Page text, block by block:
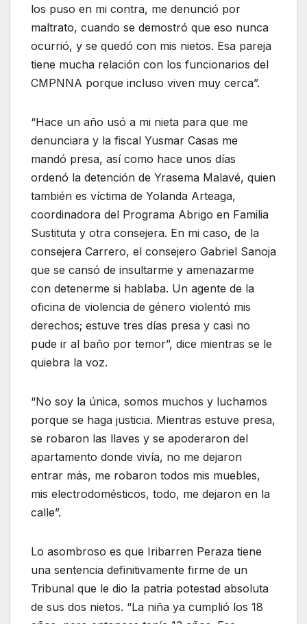
los puso en mi contra, me denunció por
maltrato, cuando se demostró que eso nunca
ocurrió, y se quedó con mis nietos. Esa pareja
tiene mucha relación con los funcionarios del
CMPNNA porque incluso viven muy cerca”.
“Hace un año usó a mi nieta para que me
denunciara y la fiscal Yusmar Casas me
mandó presa, así como hace unos días
ordenó la detención de Yrasema Malavé, quien
también es víctima de Yolanda Arteaga,
coordinadora del Programa Abrigo en Familia
Sustituta y otra consejera. En mi caso, de la
consejera Carrero, el consejero Gabriel Sanoja
que se cansó de insultarme y amenazarme
con detenerme si hablaba. Un agente de la
oficina de violencia de género violentó mis
derechos; estuve tres días presa y casi no
pude ir al baño por temor”, dice mientras se le
quiebra la voz.
“No soy la única, somos muchos y luchamos
porque se haga justicia. Mientras estuve presa,
se robaron las llaves y se apoderaron del
apartamento donde vivía, no me dejaron
entrar más, me robaron todos mis muebles,
mis electrodomésticos, todo, me dejaron en la
calle”.
Lo asombroso es que Iribarren Peraza tiene
una sentencia definitivamente firme de un
Tribunal que le dio la patria potestad absoluta
de sus dos nietos. “La niña ya cumplió los 18